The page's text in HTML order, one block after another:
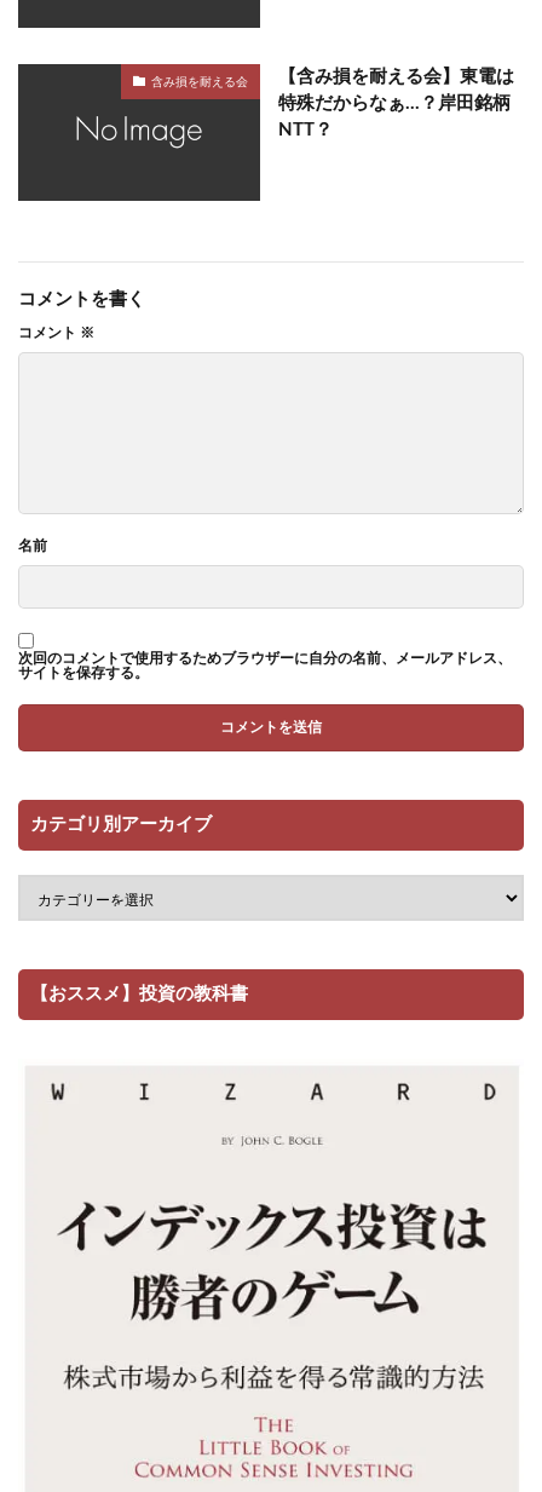
含み損を耐える会
【含み損を耐える会】東電は
特殊だからなぁ…？岸田銘柄
NTT？
コメントを書く
コメント ※
名前
次回のコメントで使用するためブラウザーに自分の名前、メールアドレス、
サイトを保存する。
カテゴリ別アーカイブ
【おススメ】投資の教科書